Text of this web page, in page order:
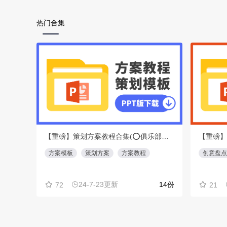
热门合集
方案模板 策划方案 方案教程
72 24-7-23更新 14份
创意盘点
21